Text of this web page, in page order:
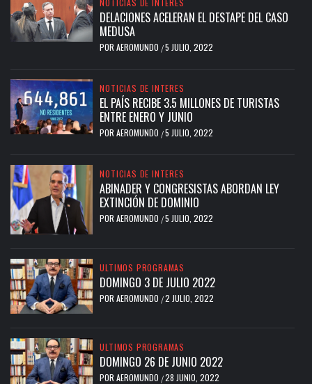
NOTICIAS DE INTERES
DELACIONES ACELERAN EL DESTAPE DEL CASO
MEDUSA
POR AEROMUNDO /5 JULIO, 2022
NOTICIAS DE INTERES
EL PAÍS RECIBE 3.5 MILLONES DE TURISTAS
ENTRE ENERO Y JUNIO
POR AEROMUNDO /5 JULIO, 2022
NOTICIAS DE INTERES
ABINADER Y CONGRESISTAS ABORDAN LEY
EXTINCIÓN DE DOMINIO
POR AEROMUNDO /5 JULIO, 2022
ULTIMOS PROGRAMAS
DOMINGO 3 DE JULIO 2022
POR AEROMUNDO /2 JULIO, 2022
ULTIMOS PROGRAMAS
DOMINGO 26 DE JUNIO 2022
POR AEROMUNDO /28 JUNIO, 2022